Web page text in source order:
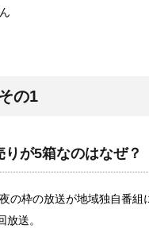
の1
が5箱なのはなぜ？
の枠の放送が地域独自番
送。